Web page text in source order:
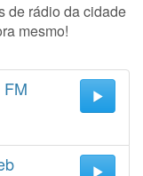
de rádio da cidade
mesmo!